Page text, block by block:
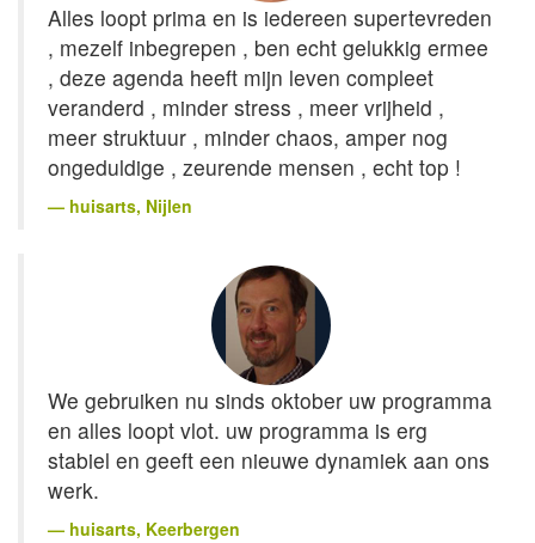
Alles loopt prima en is iedereen supertevreden
, mezelf inbegrepen , ben echt gelukkig ermee
, deze agenda heeft mijn leven compleet
veranderd , minder stress , meer vrijheid ,
meer struktuur , minder chaos, amper nog
ongeduldige , zeurende mensen , echt top !
huisarts, Nijlen
We gebruiken nu sinds oktober uw programma
en alles loopt vlot. uw programma is erg
stabiel en geeft een nieuwe dynamiek aan ons
werk.
huisarts, Keerbergen